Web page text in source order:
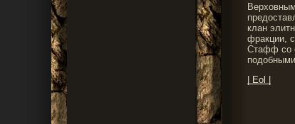
клан
фракции,
Стафф со
| Eol |